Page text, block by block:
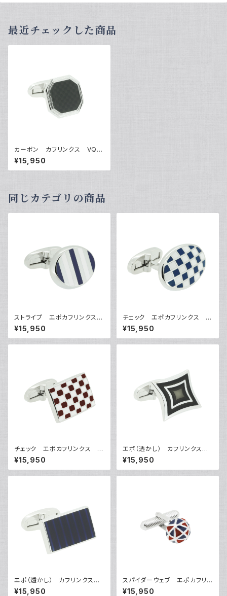
最近チェックした商品
カーボン カフリンクス VQC
-1211
¥15,950
同じカテゴリの商品
ストライプ エポカフリンクス
VQC-1202
¥15,950
チェック エポカフリンクス V
QC-1203
¥15,950
チェック エポカフリンクス V
QC-1204
¥15,950
エポ（透かし） カフリンクス
VQC-1205
¥15,950
エポ（透かし） カフリンクス
VQC-1206
¥15,950
スパイダーウェブ エポカフリン
クス VQC-1207A
¥15,950